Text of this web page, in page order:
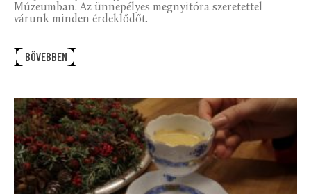
Múzeumban. Az ünnepélyes megnyitóra szeretettel
várunk minden érdeklődőt.
BŐVEBBEN